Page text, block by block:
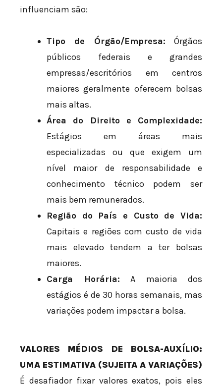
influenciam são:
Tipo de Órgão/Empresa: Órgãos
públicos federais e grandes
empresas/escritórios em centros
maiores geralmente oferecem bolsas
mais altas.
Área do Direito e Complexidade:
Estágios em áreas mais
especializadas ou que exigem um
nível maior de responsabilidade e
conhecimento técnico podem ser
mais bem remunerados.
Região do País e Custo de Vida:
Capitais e regiões com custo de vida
mais elevado tendem a ter bolsas
maiores.
Carga Horária: A maioria dos
estágios é de 30 horas semanais, mas
variações podem impactar a bolsa.
VALORES MÉDIOS DE BOLSA-AUXÍLIO:
UMA ESTIMATIVA (SUJEITA A VARIAÇÕES)
É desafiador fixar valores exatos, pois eles